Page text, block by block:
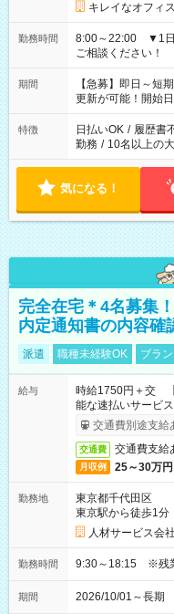
キレイなオフィ
勤務時間
8:00～22:00 ▼1日
ご相談ください！
期間
【急募】即日～短
更新が可能！開始
特徴 日払いOK / 履歴書
勤務 / 10名以上の
気になる！
完全在宅＊4名募集
内定通知書の内容確
派遣 職種未経験OK ブラ
給与
時給1750円＋交
能な速払いサービス
交通費別途支給
交通費 交通費支給
月収例 25～30万円
勤務地
東京都千代田区
東京駅から徒歩1分
人材サービス会社
勤務時間 9:30～18:15 ※残
期間 2026/10/01～長